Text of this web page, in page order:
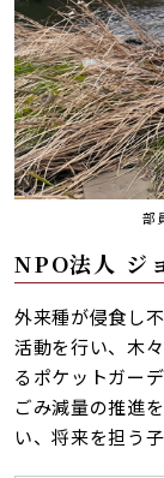
部
NPO法人 ジ
外来種が侵食し
活動を行い、木
るポケットガー
ごみ減量の推進
い、将来を担う